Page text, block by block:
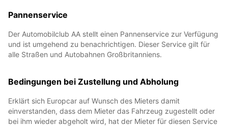
Pannenservice
Der Automobilclub AA stellt einen Pannenservice zur Verfügung
und ist umgehend zu benachrichtigen. Dieser Service gilt für
alle Straßen und Autobahnen Großbritanniens.
Bedingungen bei Zustellung und Abholung
Erklärt sich Europcar auf Wunsch des Mieters damit
einverstanden, dass dem Mieter das Fahrzeug zugestellt oder
bei ihm wieder abgeholt wird, hat der Mieter für diesen Service